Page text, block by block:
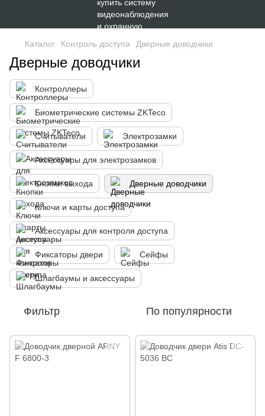
Каталог Контроль доступа Дверные доводчики
Дверные доводчики
Контроллеры
Биометрические системы ZKTeco
Считыватели Электрозамки
Аксессуары для электрозамков
Кнопки выхода Дверные доводчики
Ключи и карты доступа
Аксессуары для контроля доступа
Фиксаторы двери Сейфы
Шлагбаумы и аксессуары
Фильтр По популярности